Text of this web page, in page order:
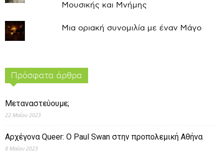
Μουσικής και Μνήμης
Μια οριακή συνομιλία με έναν Μάγο
Πρόσφατα άρθρα
Μεταναστεύουμε;
22 Μαΐου 2023
Αρχέγονα Queer: O Paul Swan στην προπολεμική Αθήνα
8 Μαΐου 2023